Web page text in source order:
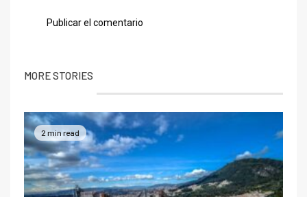
MORE STORIES
2 min read